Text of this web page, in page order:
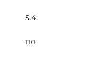
5.4
110